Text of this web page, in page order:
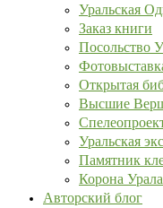
Уральская
Заказ книги
Посольство
Открытая
Высшие
Уральская
Памятник
Корона Урала
Авторский блог